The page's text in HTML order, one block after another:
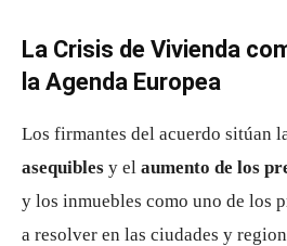
La Crisis de Vivienda
la Agenda Europea
Los firmantes del acuerdo sitúan
asequibles y el aumento de los
y los inmuebles como uno de los
a resolver en las ciudades y